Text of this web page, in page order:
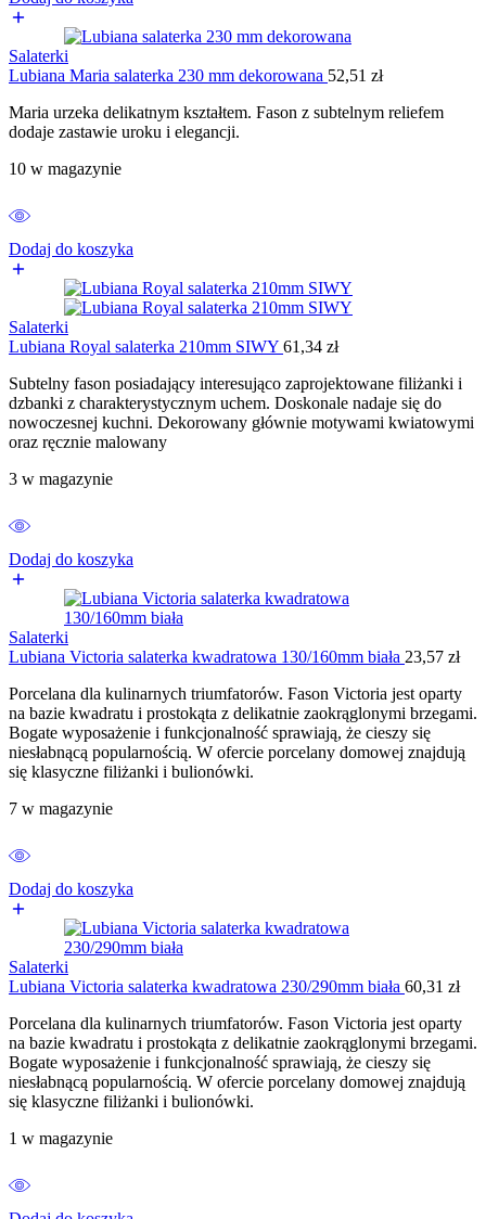
Salaterki
Lubiana Maria salaterka 230 mm dekorowana 52,51 zł
Maria urzeka delikatnym kształtem. Fason z subtelnym reliefem
dodaje zastawie uroku i elegancji.
10 w magazynie
Dodaj do koszyka
Salaterki
Lubiana Royal salaterka 210mm SIWY 61,34 zł
Subtelny fason posiadający interesująco zaprojektowane filiżanki i
dzbanki z charakterystycznym uchem. Doskonale nadaje się do
nowoczesnej kuchni. Dekorowany głównie motywami kwiatowymi
oraz ręcznie malowany
3 w magazynie
Dodaj do koszyka
Salaterki
Lubiana Victoria salaterka kwadratowa 130/160mm biała 23,57 zł
Porcelana dla kulinarnych triumfatorów. Fason Victoria jest oparty
na bazie kwadratu i prostokąta z delikatnie zaokrąglonymi brzegami.
Bogate wyposażenie i funkcjonalność sprawiają, że cieszy się
niesłabnącą popularnością. W ofercie porcelany domowej znajdują
się klasyczne filiżanki i bulionówki.
7 w magazynie
Dodaj do koszyka
Salaterki
Lubiana Victoria salaterka kwadratowa 230/290mm biała 60,31 zł
Porcelana dla kulinarnych triumfatorów. Fason Victoria jest oparty
na bazie kwadratu i prostokąta z delikatnie zaokrąglonymi brzegami.
Bogate wyposażenie i funkcjonalność sprawiają, że cieszy się
niesłabnącą popularnością. W ofercie porcelany domowej znajdują
się klasyczne filiżanki i bulionówki.
1 w magazynie